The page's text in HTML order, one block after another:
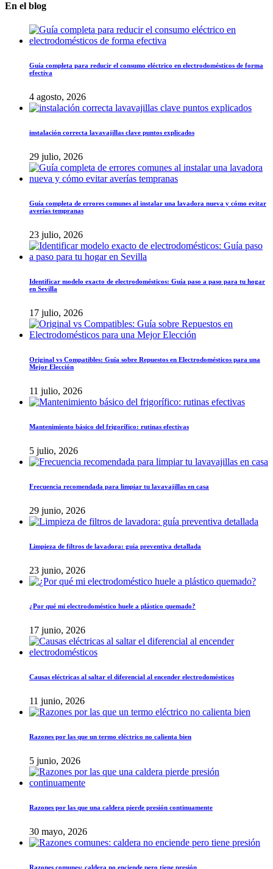
En el blog
Guía completa para reducir el consumo eléctrico en electrodomésticos de forma
efectiva
4 agosto, 2026
instalación correcta lavavajillas clave puntos explicados
29 julio, 2026
Guía completa de errores comunes al instalar una lavadora nueva y cómo evitar
averías tempranas
23 julio, 2026
Identificar modelo exacto de electrodomésticos: Guía paso a paso para tu hogar
en Sevilla
17 julio, 2026
Original vs Compatibles: Guía sobre Repuestos en Electrodomésticos para una
Mejor Elección
11 julio, 2026
Mantenimiento básico del frigorífico: rutinas efectivas
5 julio, 2026
Frecuencia recomendada para limpiar tu lavavajillas en casa
29 junio, 2026
Limpieza de filtros de lavadora: guía preventiva detallada
23 junio, 2026
¿Por qué mi electrodoméstico huele a plástico quemado?
17 junio, 2026
Causas eléctricas al saltar el diferencial al encender electrodomésticos
11 junio, 2026
Razones por las que un termo eléctrico no calienta bien
5 junio, 2026
Razones por las que una caldera pierde presión continuamente
30 mayo, 2026
Razones comunes: caldera no enciende pero tiene presión